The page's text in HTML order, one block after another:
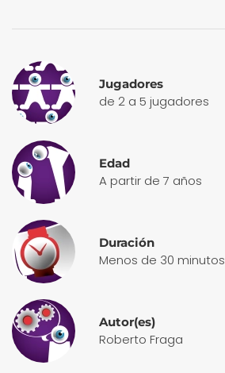
Jugadores
de 2 a 5 jugadores
Edad
A partir de 7 años
Duración
Menos de 30 minutos
Autor(es)
Roberto Fraga